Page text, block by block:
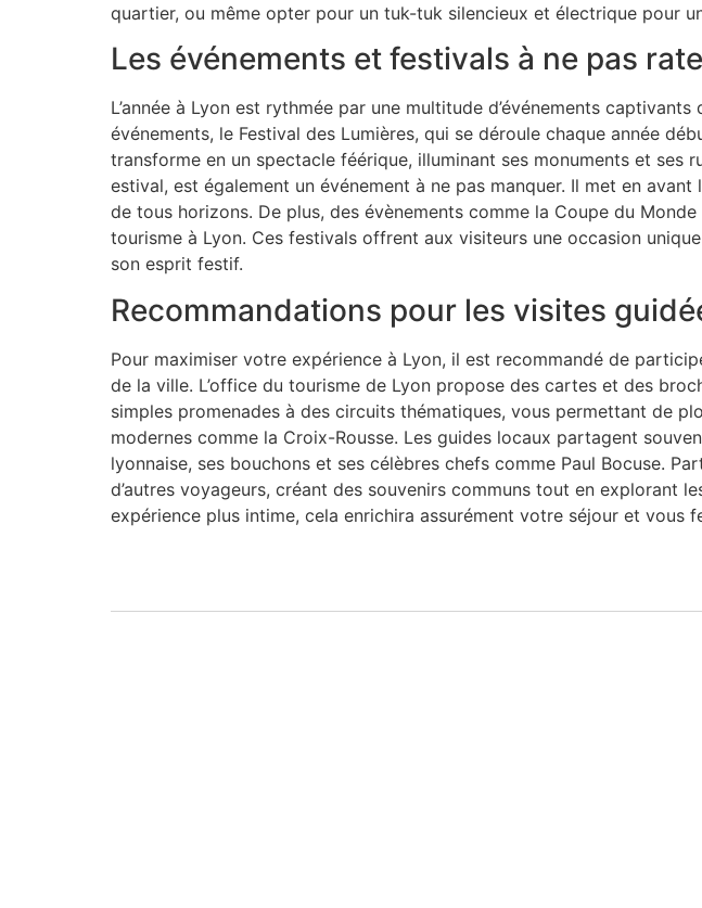
quartier, ou même opter pour un tuk-tuk silencieux et électrique pour
Les événements et festivals à ne pas
L’année à Lyon est rythmée par une multitude d’événements
événements, le Festival des Lumières, qui se déroule chaque année
transforme en un spectacle féérique, illuminant ses monuments et ses
estival, est également un événement à ne pas manquer. Il met en
de tous horizons. De plus, des évènements comme la Coupe du
tourisme à Lyon. Ces festivals offrent aux visiteurs une occasion
son esprit festif.
Recommandations pour les visites
Pour maximiser votre expérience à Lyon, il est recommandé de
de la ville. L’office du tourisme de Lyon propose des cartes et des
simples promenades à des circuits thématiques, vous permettant de
modernes comme la Croix-Rousse. Les guides locaux partagent
lyonnaise, ses bouchons et ses célèbres chefs comme Paul Bocuse.
d’autres voyageurs, créant des souvenirs communs tout en explorant
expérience plus intime, cela enrichira assurément votre séjour et vous